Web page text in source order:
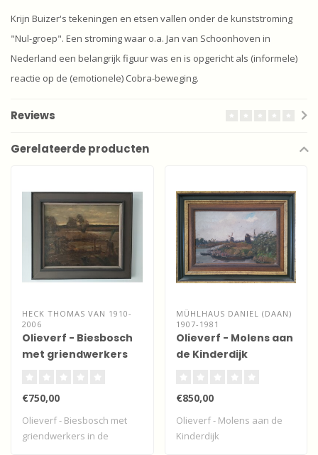
Krijn Buizer's tekeningen en etsen vallen onder de kunststroming
"Nul-groep". Een stroming waar o.a. Jan van Schoonhoven in
Nederland een belangrijk figuur was en is opgericht als (informele)
reactie op de (emotionele) Cobra-beweging.
Reviews
Gerelateerde producten
HECK THOMAS VAN 1910-
2006
Olieverf - Biesbosch
met griendwerkers
€750,00
Olieverf - Biesbosch met
griendwerkers in de
MÜHLHAUS DANIEL (DAAN)
1907-1981
Olieverf - Molens aan
de Kinderdijk
€850,00
Olieverf - Molens aan de
Kinderdijk